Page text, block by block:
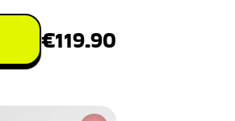
€119.90